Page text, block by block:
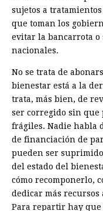
sujetos a
que toman los
evitar la bancarrota o
nacionales.
No se trata de
bienestar está a la
trata, más bien, de
ser corregido sin que
frágiles. Nadie habla
de financiación de
pueden ser
del estado del
cómo recomponerlo,
dedicar más
Para repartir hay